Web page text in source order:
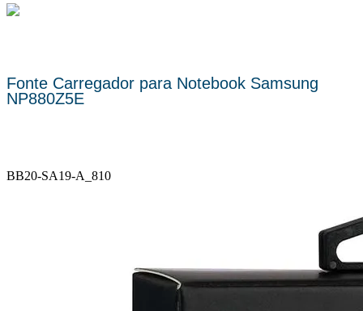
Fonte Carregador para Notebook Samsung
NP880Z5E
BB20-SA19-A_810